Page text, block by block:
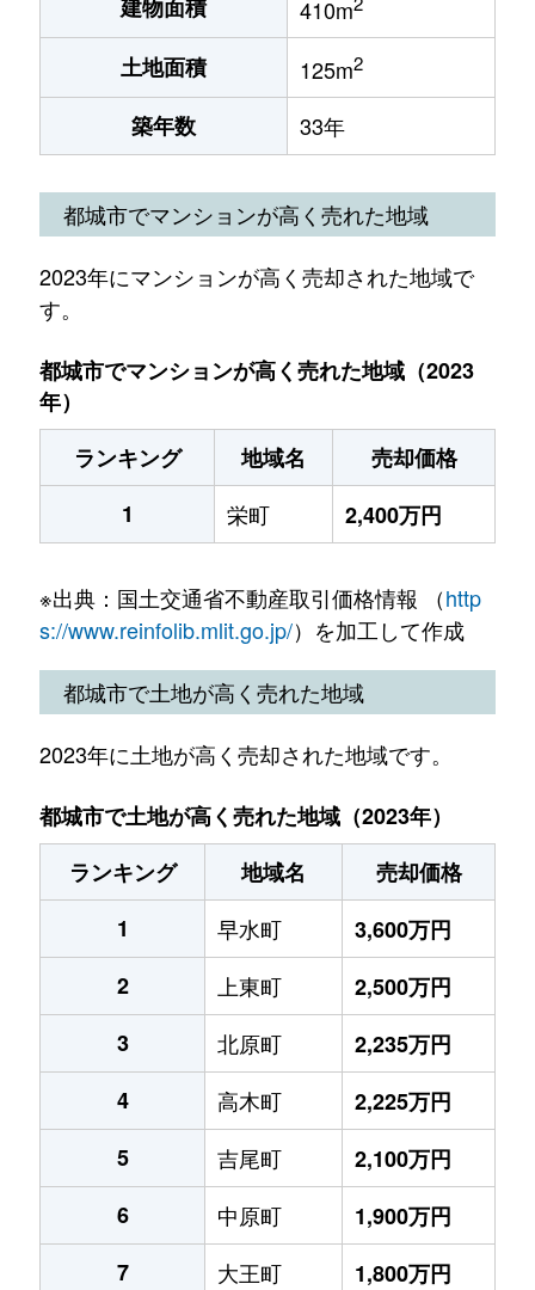
建物面積 410m
土地面積 125m2
築年数 33年
都城市でマンションが高く売れた地域
2023年にマンションが高く売却された地域で
す。
都城市でマンションが高く売れた地域（2023
年）
ランキング
地域名
売却価格
1
栄町 2,400万円
※出典：国土交通省不動産取引価格情報 （http
s://www.reinfolib.mlit.go.jp/）を加工して作成
都城市で土地が高く売れた地域
2023年に土地が高く売却された地域です。
都城市で土地が高く売れた地域（2023年）
ランキング
地域名
売却価格
1
早水町
3,600万円
2
上東町
2,500万円
3
北原町
2,235万円
4
高木町
2,225万円
5
吉尾町
2,100万円
6
中原町
1,900万円
7
大王町
1,800万円